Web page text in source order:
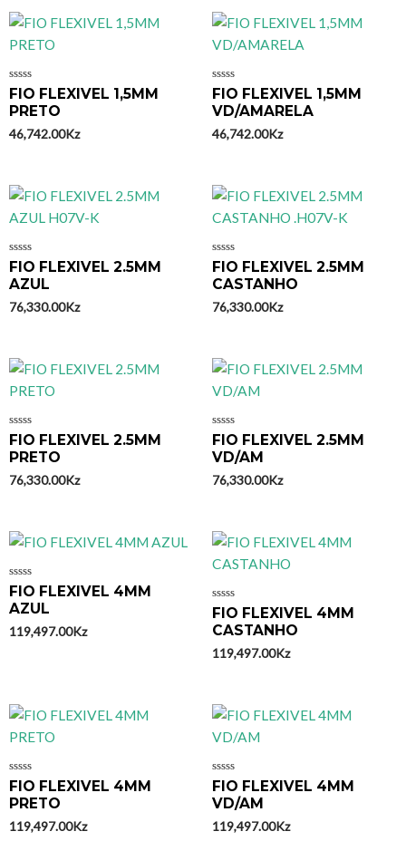
Avaliação
0
de
5
FIO FLEXIVEL 1,5MM
PRETO
46,742.00Kz
Avaliação
0
de
5
FIO FLEXIVEL 1,5MM
VD/AMARELA
46,742.00Kz
Avaliação
0
de
5
FIO FLEXIVEL 2.5MM
AZUL
76,330.00Kz
Avaliação
0
de
5
FIO FLEXIVEL 2.5MM
CASTANHO
76,330.00Kz
Avaliação
0
de
5
FIO FLEXIVEL 2.5MM
PRETO
76,330.00Kz
Avaliação
0
de
5
FIO FLEXIVEL 2.5MM
VD/AM
76,330.00Kz
Avaliação
0
de
5
FIO FLEXIVEL 4MM
AZUL
119,497.00Kz
Avaliação
0
de
5
FIO FLEXIVEL 4MM
CASTANHO
119,497.00Kz
Avaliação
0
de
5
FIO FLEXIVEL 4MM
PRETO
119,497.00Kz
Avaliação
0
de
5
FIO FLEXIVEL 4MM
VD/AM
119,497.00Kz